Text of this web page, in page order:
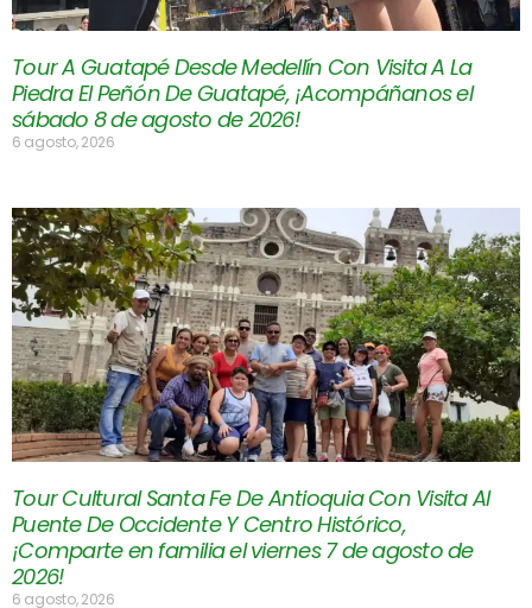
Tour A Guatapé Desde Medellín Con Visita A La
Piedra El Peñón De Guatapé, ¡Acompáñanos el
sábado 8 de agosto de 2026!
6 agosto, 2026
Tour Cultural Santa Fe De Antioquia Con Visita Al
Puente De Occidente Y Centro Histórico,
¡Comparte en familia el viernes 7 de agosto de
2026!
6 agosto, 2026